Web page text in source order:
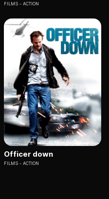
FILMS ACTION
Officer down
FILMS ACTION